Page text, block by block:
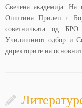
Свечена академија. На
Општина Прилеп г.
советничката од
Училишниот одбор и
директорите на